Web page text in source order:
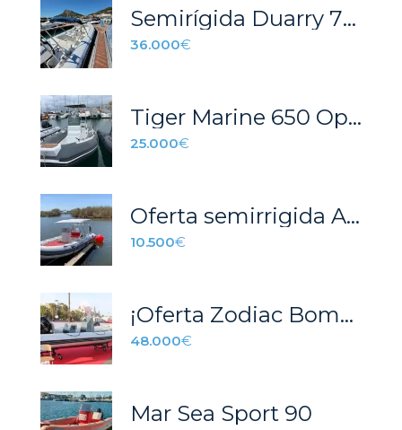
Semirígida Duarry 730
36.000€
Tiger Marine 650 Open
25.000€
Oferta semirrigida Astec 530
10.500€
¡Oferta Zodiac Bombard 700 explorer! Última Unidad
48.000€
Mar Sea Sport 90